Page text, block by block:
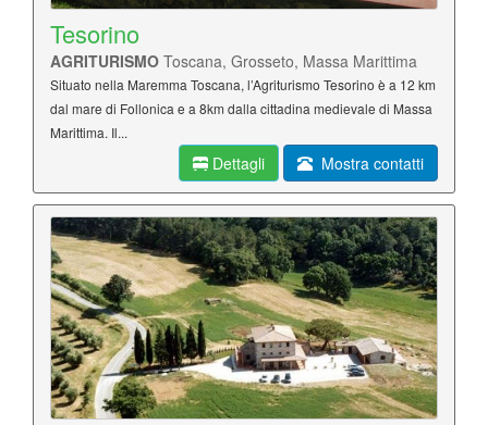
Tesorino
AGRITURISMO Toscana, Grosseto, Massa Marittima
Situato nella Maremma Toscana, l’Agriturismo Tesorino è a 12 km
dal mare di Follonica e a 8km dalla cittadina medievale di Massa
Marittima. Il...
Dettagli Mostra contatti